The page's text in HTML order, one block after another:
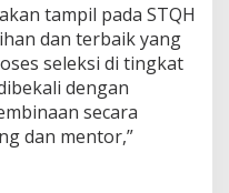
tampil pada STQH
dan terbaik yang
seleksi di tingkat
dengan
secara
dan mentor,”